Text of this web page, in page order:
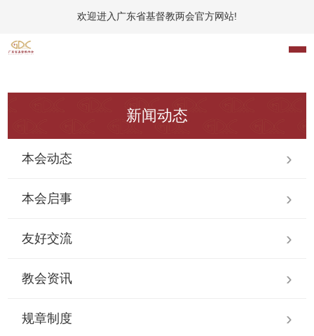
欢迎进入广东省基督教两会官方网站!
新闻动态
本会动态
本会启事
友好交流
教会资讯
规章制度